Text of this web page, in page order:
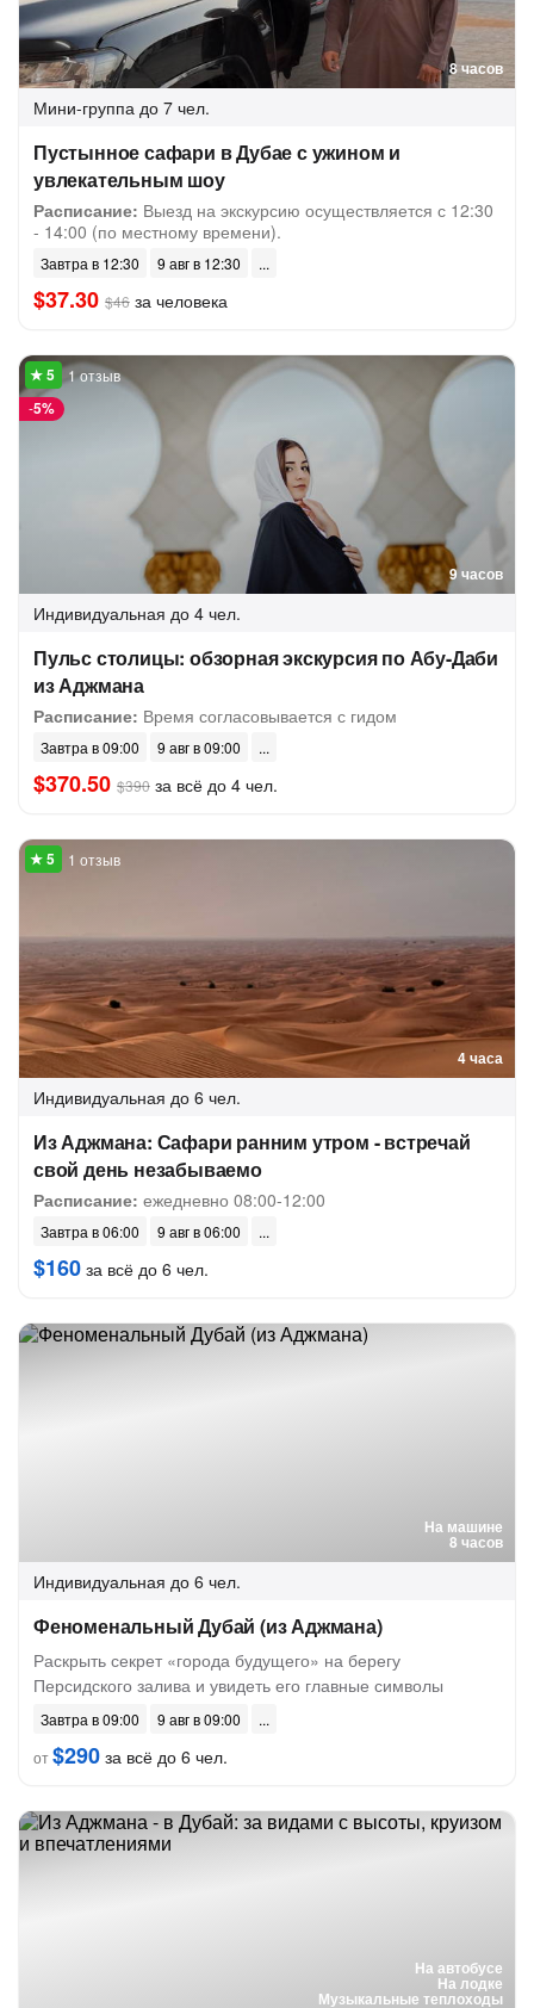
8 часов
Мини-группа до 7 чел.
Пустынное сафари в Дубае с ужином и
увлекательным шоу
Расписание: Выезд на экскурсию осуществляется с 12:30
- 14:00 (по местному времени).
Завтра в 12:30 9 авг в 12:30
$37.30 $46 за человека
9 часов
-5%
1 отзыв
Индивидуальная до 4 чел.
Пульс столицы: обзорная экскурсия по Абу-Даби
из Аджмана
Расписание: Время согласовывается с гидом
Завтра в 09:00 9 авг в 09:00
$370.50 $390 за всё до 4 чел.
4 часа
1 отзыв
Индивидуальная до 6 чел.
Из Аджмана: Сафари ранним утром - встречай
свой день незабываемо
Расписание: ежедневно 08:00-12:00
Завтра в 06:00 9 авг в 06:00
$160 за всё до 6 чел.
На машине
8 часов
Индивидуальная до 6 чел.
Феноменальный Дубай (из Аджмана)
Раскрыть секрет «города будущего» на берегу
Персидского залива и увидеть его главные символы
Завтра в 09:00
9 авг в 09:00
от$290 за всё до 6 чел.
На автобусе
На лодке
Музыкальные теплоходы